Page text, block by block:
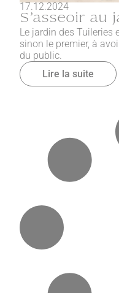
17.12.2024
S’asseoir au
Le jardin des Tuileries
sinon le premier, à
du public.
Lire la suite